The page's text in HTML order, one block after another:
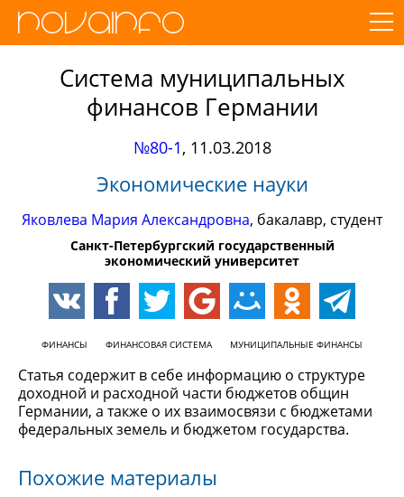
Система муниципальных
финансов Германии
№80-1, 11.03.2018
Экономические науки
Яковлева Мария Александровна, бакалавр, студент
Санкт-Петербургский государственный
экономический университет
ФИНАНСЫ ФИНАНСОВАЯ СИСТЕМА МУНИЦИПАЛЬНЫЕ ФИНАНСЫ
Статья содержит в себе информацию о структуре
доходной и расходной части бюджетов общин
Германии, а также о их взаимосвязи с бюджетами
федеральных земель и бюджетом государства.
Похожие материалы